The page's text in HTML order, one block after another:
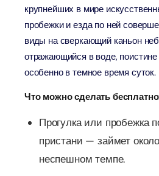
крупнейших в мире
пробежки и езда по ней
виды на сверкающий каньон
отражающийся в воде,
особенно в темное время суток.
Что можно сделать
Прогулка или пробежка
пристани — займет
неспешном темпе.